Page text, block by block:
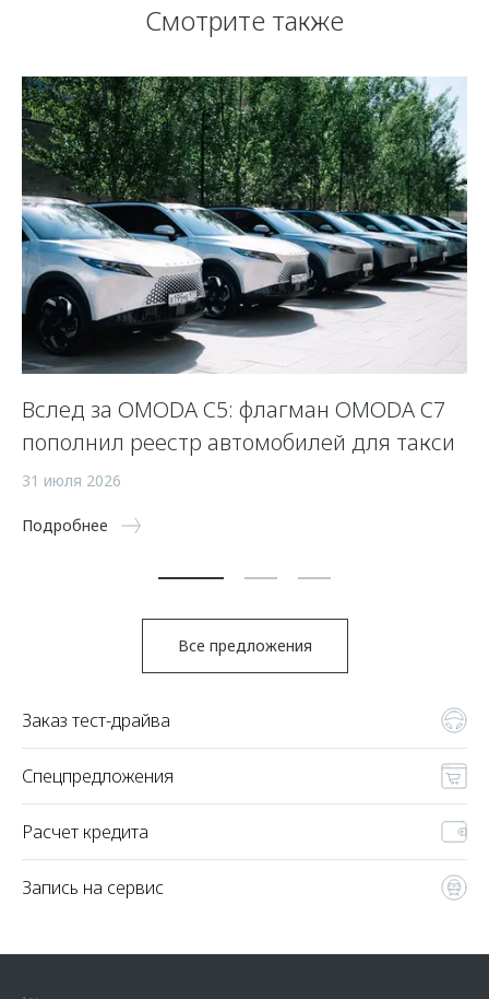
Смотрите также
Вслед за OMODA C5: флагман OMODA C7
пополнил реестр автомобилей для такси
31 июля 2026
Подробнее
Все предложения
Заказ тест-драйва
Спецпредложения
Расчет кредита
Запись на сервис